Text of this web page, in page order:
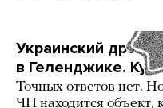
Украинский дрон
в Геленджике.
Точных ответов нет.
ЧП находится объект,